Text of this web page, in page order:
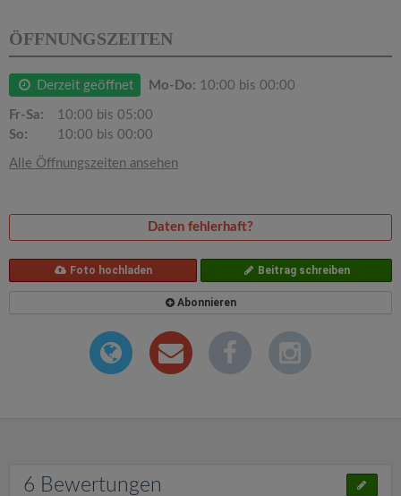
ÖFFNUNGSZEITEN
Derzeit geöffnet Mo-Do: 10:00 bis 00:00
Fr-Sa:
10:00 bis 05:00
So:
10:00 bis 00:00
Alle Öffnungszeiten ansehen
Daten fehlerhaft?
Foto hochladen Beitrag schreiben
Abonnieren
6 Bewertungen
a
t
i
o
n